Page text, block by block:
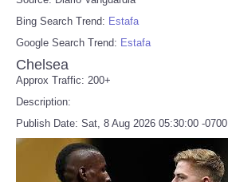
Bing Search Trend: Estafa
Google Search Trend: Estafa
Chelsea
Approx Traffic: 200+
Description:
Publish Date: Sat, 8 Aug 2026 05:30:00 -0700